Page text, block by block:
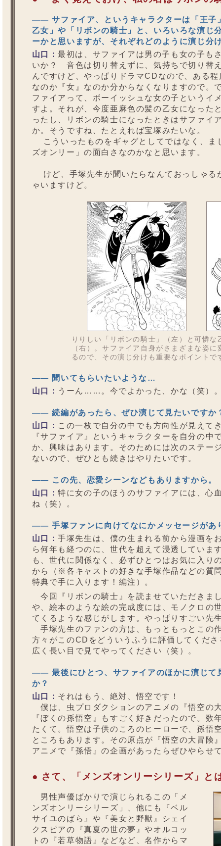
—— サファイア、というキャラクターは「王子
乙女」や「リボンの騎士」と、いろいろな演じ
ーかと思いますが、それぞれどのように演じ分
山口：最初は、サファイアは男の子も女の子も
いか？ 音色は切り替えずに、気持ちで切り替
んですけど、やっぱりドラマCDなので、ある
なのか『女』なのか分からなくなりますので。
ファイアって、ボーイッシュな女の子というイ
すよ。それが、今度亜麻色の髪の乙女になった
ったし、リボンの騎士になったときはサファイ
か。そうですね、たとえれば宝塚みたいな。
こういったものをギャグとしてではなく、ま
ズオンリー」の面白さなのかなと思います。
けど、手塚先生が聞いたらなんておっしゃ
ゃいますけど。
りりしい「リボンの騎士」（左）と可憐
（右）。サファイア自身がさまざまな姿
るので、その演じ分けも重要なポイントで
—— 聞いてもらいたいような…
山口： うーん……。今でよかった、かな（笑）
—— 続編があったら、ぜひ演じて見たいですか
山口： この一枚で自分の中でも方向性が見えて
『サファイア』というキャラクターを自分の中
か、興味はあります。そのためには次のステー
ないので、ぜひとも続きはやりたいです。
—— この先、恋愛シーンなどもありますから。
山口：特に女の子のほうのサファイアには、心
ね（笑）。
—— 手塚ファンに向けてなにかメッセージがあ
山口：手塚先生は、僕の生まれる前から漫画を
ら何年も経つのに、世代を超えて浸透していま
も、世代に関係なく、必ずひとつはお気に入り
から（※各キャストの好きな手塚作品などの質
特典で手に入ります！編注）。
今回『リボンの騎士』を読ませていただきま
や、絵本のような絵の完成度には、モノクロの
てくるような感じがします。やっぱりすごい先
手塚先生のファンの方は、もっともっとこの
方々がこのCDをどういうふうに評価してくだ
広く長い目で見てやってください（笑）。
—— 最後にひとつ、サファイアのほかに演じて
か？
山口： それはもう、絶対、悟空です！
僕は、虫プロダクションのアニメの『悟空の
『ぼくの孫悟空』もすごく好きだったので。数
たくて。悟空は子供のころのヒーローで、孫悟
ところもあります。その原点が『悟空の大冒険
アニメで『孫悟』の企画があったらぜひやらせ
● さて、「メンズオンリーシリーズ」と
男性声優ばかりで演じられるこの「メ
ンズオンリーシリーズ」、他にも『ベル
サイユのばら』や『美女と野獣』シェイ
クスピアの『真夏の世の夢』やオルコッ
トの『若草物語』などなど、名作からマ